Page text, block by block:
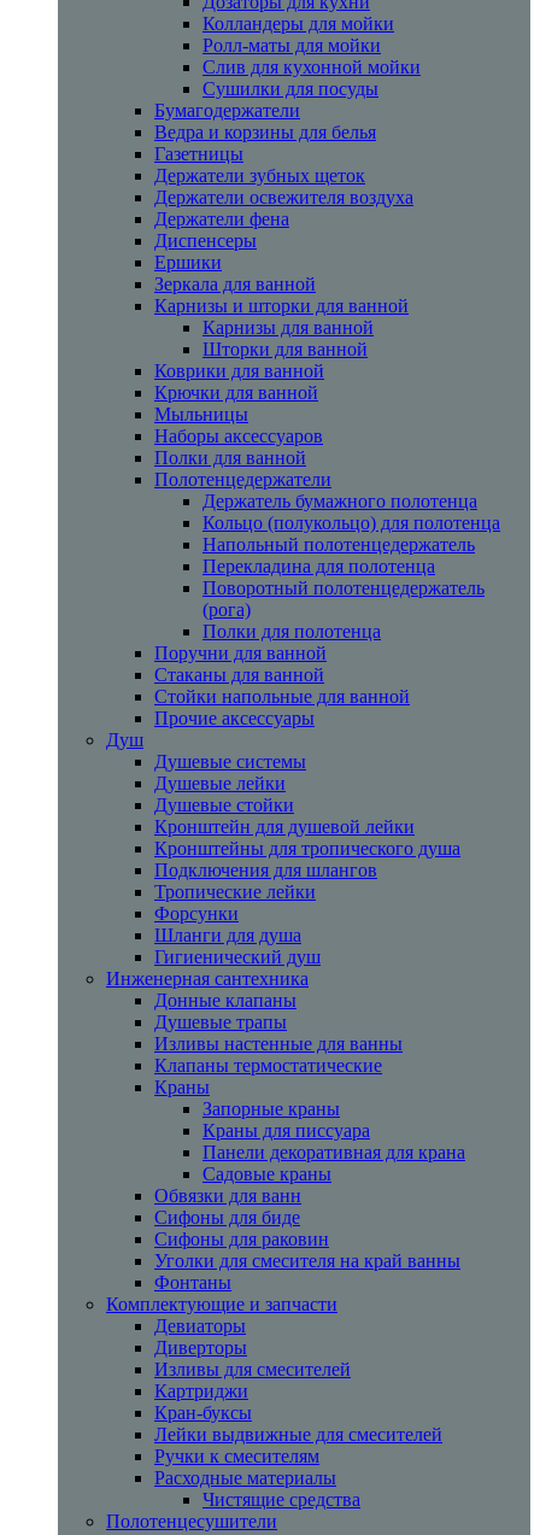
Колландеры для мойки
Ролл-маты для мойки
Слив для кухонной мойки
Сушилки для посуды
Бумагодержатели
Ведра и корзины для белья
Газетницы
Держатели зубных щеток
Держатели освежителя воздуха
Держатели фена
Диспенсеры
Ершики
Зеркала для ванной
Карнизы и шторки для ванной
Карнизы для ванной
Шторки для ванной
Коврики для ванной
Крючки для ванной
Мыльницы
Наборы аксессуаров
Полки для ванной
Полотенцедержатели
Держатель бумажного полотенца
Кольцо (полукольцо) для полотенца
Напольный полотенцедержатель
Перекладина для полотенца
Поворотный полотенцедержатель
(рога)
Полки для полотенца
Поручни для ванной
Стаканы для ванной
Стойки напольные для ванной
Прочие аксессуары
Душ
Душевые системы
Душевые лейки
Душевые стойки
Кронштейн для душевой лейки
Кронштейны для тропического душа
Подключения для шлангов
Тропические лейки
Форсунки
Шланги для душа
Гигиенический душ
Инженерная сантехника
Донные клапаны
Душевые трапы
Изливы настенные для ванны
Клапаны термостатические
Краны
Запорные краны
Краны для писсуара
Панели декоративная для крана
Садовые краны
Обвязки для ванн
Сифоны для биде
Сифоны для раковин
Уголки для смесителя на край ванны
Фонтаны
Комплектующие и запчасти
Девиаторы
Диверторы
Изливы для смесителей
Картриджи
Кран-буксы
Лейки выдвижные для смесителей
Ручки к смесителям
Расходные материалы
Чистящие средства
Полотенцесушители